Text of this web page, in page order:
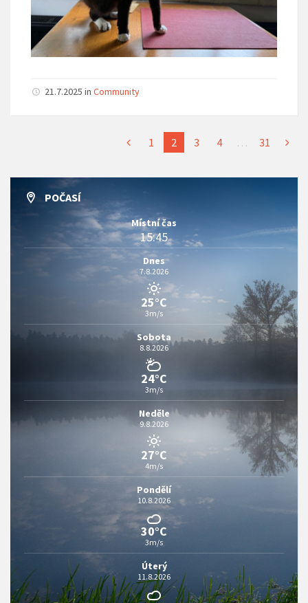
21.7.2025 in Community
1 2 3 4 … 31
POČASÍ
Místní čas
15:45
Dnes
7.8.2026
25°C
3m/s
Sobota
8.8.2026
24°C
3m/s
Neděle
9.8.2026
27°C
4m/s
Pondělí
10.8.2026
30°C
3m/s
Úterý
11.8.2026